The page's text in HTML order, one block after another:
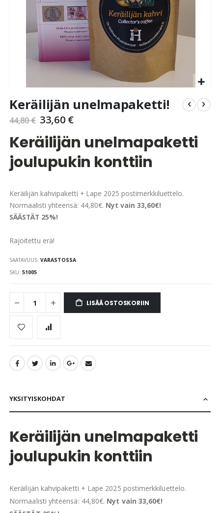
to
beginning
the
images
gallery
Keräilijän unelmapaketti!
44,80 € 33,60 €
Keräilijän unelmapaketti
joulupukin konttiin
Keräilijän kahvipaketti + Lape 2025 postimerkkiluettelo.
Normaalisti yhteensä: 44,80€. Nyt vain 33,60€!
SÄÄSTÄT 25%!
Rajoitettu erä!
SAATAVUUS: VARASTOSSA
SKU 51005
LISÄÄ OSTOSKORIIN
YKSITYISKOHDAT
Keräilijän unelmapaketti
joulupukin konttiin
Keräilijän kahvipaketti + Lape 2025 postimerkkiluettelo.
Normaalisti yhteensä: 44,80€. Nyt vain 33,60€!